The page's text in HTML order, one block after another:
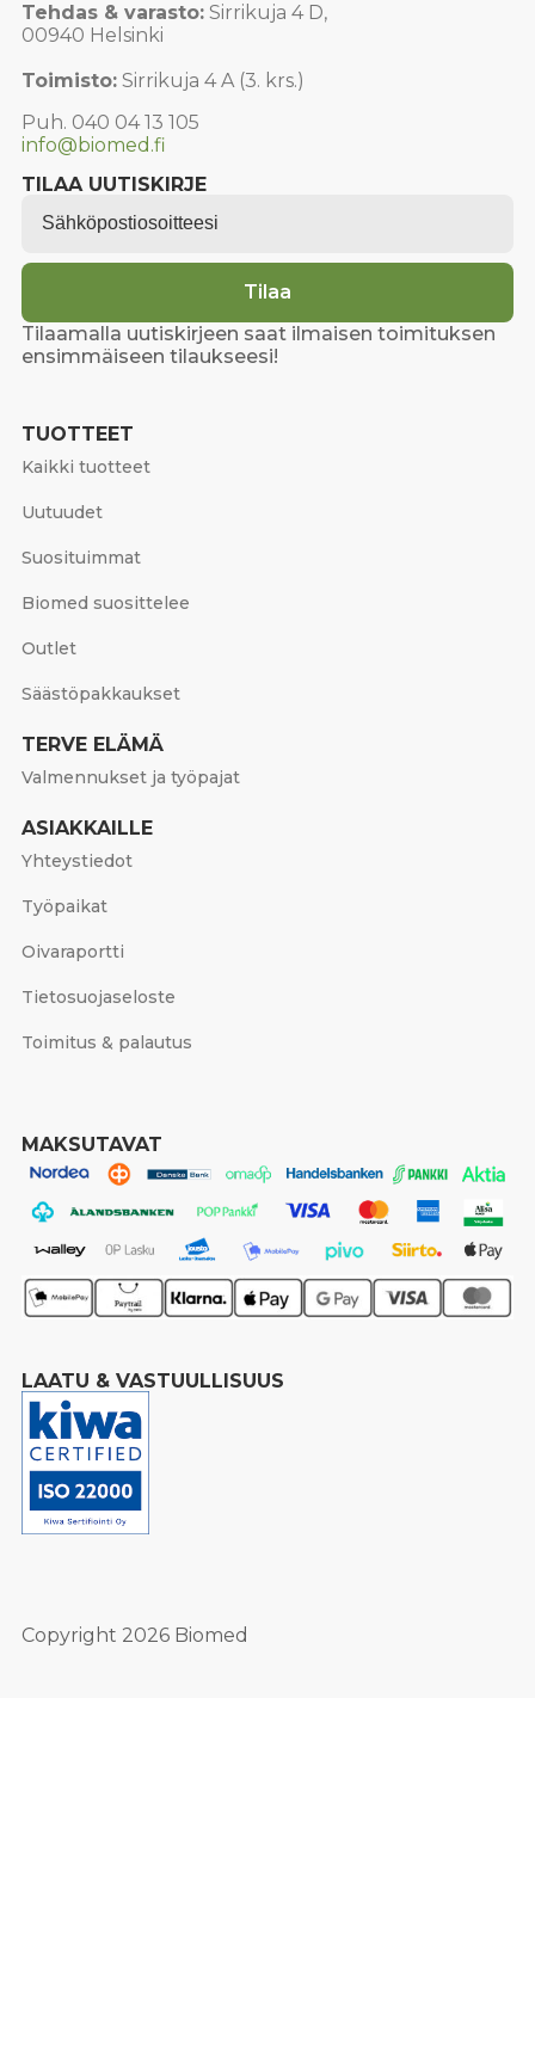
Tehdas & varasto:Sirrikuja 4 D,
00940 Helsinki
Toimisto:Sirrikuja 4 A (3. krs.)
Puh. 040 04 13 105
info@biomed.fi
TILAA UUTISKIRJE
Tilaa
Tilaamalla uutiskirjeen saat ilmaisen toimituksen
ensimmäiseen tilaukseesi!
TUOTTEET
Kaikki tuotteet
Uutuudet
Suosituimmat
Biomed suosittelee
Outlet
Säästöpakkaukset
TERVE ELÄMÄ
Valmennukset ja työpajat
ASIAKKAILLE
Yhteystiedot
Työpaikat
Oivaraportti
Tietosuojaseloste
Toimitus & palautus
MAKSUTAVAT
LAATU & VASTUULLISUUS
Copyright 2026 Biomed